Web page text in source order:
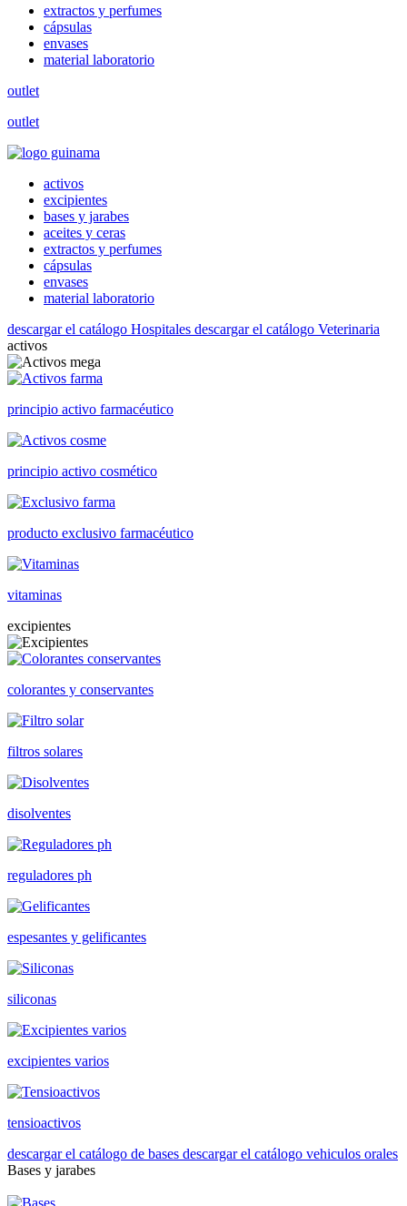
extractos y perfumes
cápsulas
envases
material laboratorio
outlet
outlet
activos
excipientes
bases y jarabes
aceites y ceras
extractos y perfumes
cápsulas
envases
material laboratorio
descargar el catálogo Hospitales descargar el catálogo Veterinaria
activos
principio activo farmacéutico
principio activo cosmético
producto exclusivo farmacéutico
vitaminas
excipientes
colorantes y conservantes
filtros solares
disolventes
reguladores ph
espesantes y gelificantes
siliconas
excipientes varios
tensioactivos
descargar el catálogo de bases descargar el catálogo vehiculos orales
Bases y jarabes